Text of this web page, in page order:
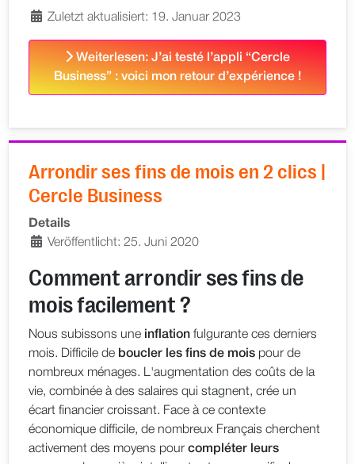
Zuletzt aktualisiert: 19. Januar 2023
Weiterlesen: J’ai testé l’appli “Cercle
Business” : voici mon retour d’expérience !
Arrondir ses fins de mois en 2 clics |
Cercle Business
Details
Veröffentlicht: 25. Juni 2020
Comment arrondir ses fins de
mois facilement ?
Nous subissons une inflation fulgurante ces derniers
mois. Difficile de boucler les fins de mois pour de
nombreux ménages. L'augmentation des coûts de la
vie, combinée à des salaires qui stagnent, crée un
écart financier croissant. Face à ce contexte
économique difficile, de nombreux Français cherchent
activement des moyens pourcompléter leurs